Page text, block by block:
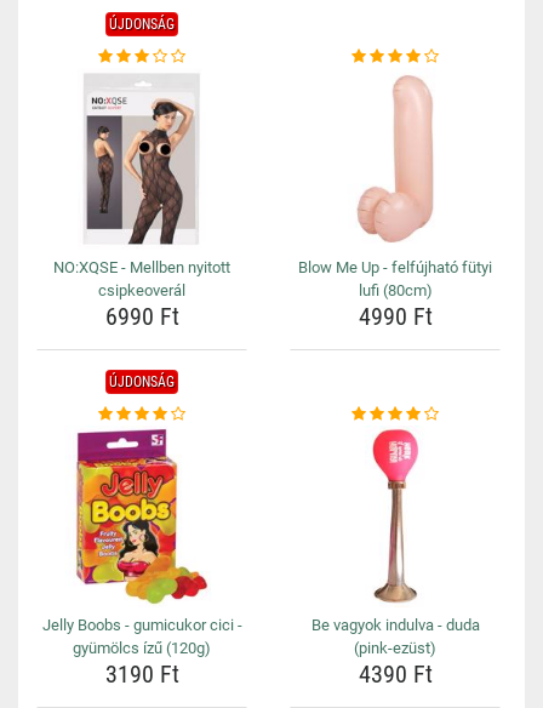
ÚJDONSÁG
NO:XQSE - Mellben nyitott
csipkeoverál
6990 Ft
Blow Me Up - felfújható fütyi
lufi (80cm)
4990 Ft
ÚJDONSÁG
Jelly Boobs - gumicukor cici -
gyümölcs ízű (120g)
3190 Ft
Be vagyok indulva - duda
(pink-ezüst)
4390 Ft